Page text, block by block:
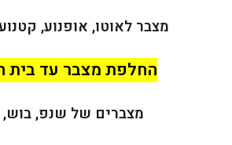
מצבר לאוטו, אופנוע,
החלפת מצבר עד בית
מצברים של שנפ, בוש,